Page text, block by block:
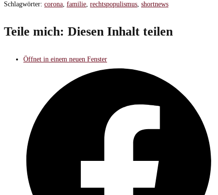
Schlagwörter: corona, familie, rechtspopulismus, shortnews
Teile mich: Diesen Inhalt teilen
Öffnet in einem neuen Fenster